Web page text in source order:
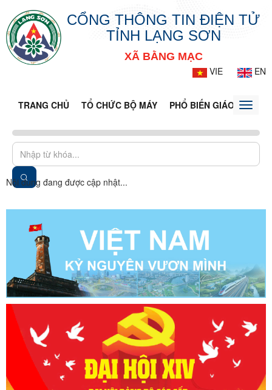
CỔNG THÔNG TIN ĐIỆN TỬ
TỈNH LẠNG SƠN
XÃ BẰNG MẠC
VIE
EN
TRANG CHỦ TỔ CHỨC BỘ MÁY PHỔ BIẾN GIÁO DỤCToggle
Nội dung đang được cập nhật...